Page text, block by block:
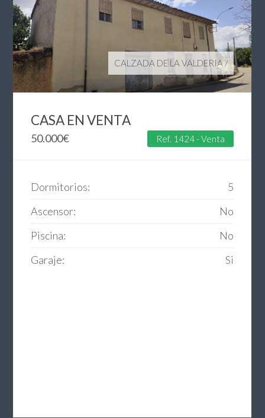
CALZADA DE LA VALDERIA/
CASA EN VENTA
50.000€ Ref. 1424 - Venta
Dormitorios:
5
Ascensor:
No
Piscina:
No
Garaje:
Si